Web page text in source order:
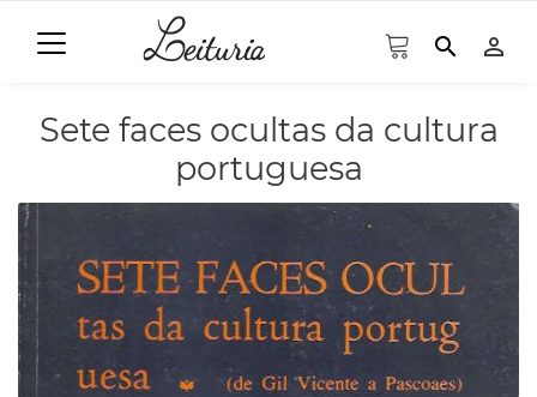
search person_outline
Sete faces ocultas da cultura
portuguesa